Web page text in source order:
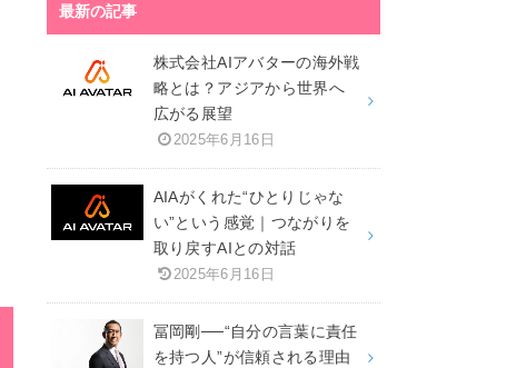
最新の記事
株式会社AIアバターの海外戦
略とは？アジアから世界へ
広がる展望
2025年6月16日
AIAがくれた“ひとりじゃな
い”という感覚｜つながりを
取り戻すAIとの対話
2025年6月16日
冨岡剛──“自分の言葉に責任
を持つ人”が信頼される理由